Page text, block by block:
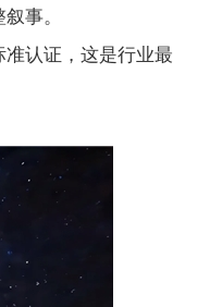
事。
认证，这是行业最